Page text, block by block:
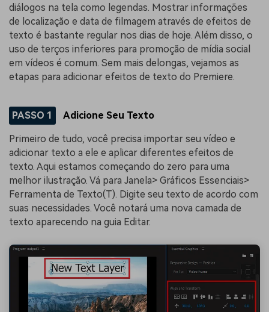
diálogos na tela como legendas. Mostrar informações
de localização e data de filmagem através de efeitos de
texto é bastante regular nos dias de hoje. Além disso, o
uso de terços inferiores para promoção de mídia social
em vídeos é comum. Sem mais delongas, vejamos as
etapas para adicionar efeitos de texto do Premiere.
PASSO 1 Adicione Seu Texto
Primeiro de tudo, você precisa importar seu vídeo e
adicionar texto a ele e aplicar diferentes efeitos de
texto. Aqui estamos começando do zero para uma
melhor ilustração. Vá para Janela> Gráficos Essenciais>
Ferramenta de Texto(T). Digite seu texto de acordo com
suas necessidades. Você notará uma nova camada de
texto aparecendo na guia Editar.